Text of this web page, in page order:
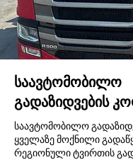
საავტომობილო
გადაზიდვების
საავტომობილო
ყველაზე მოქნილი
რეგიონული ტვირთის